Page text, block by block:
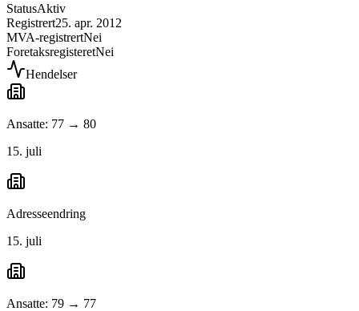
StatusAktiv
Registrert25. apr. 2012
MVA-registrertNei
ForetaksregisteretNei
Hendelser
Ansatte: 77 → 80
15. juli
Adresseendring
15. juli
Ansatte: 79 → 77